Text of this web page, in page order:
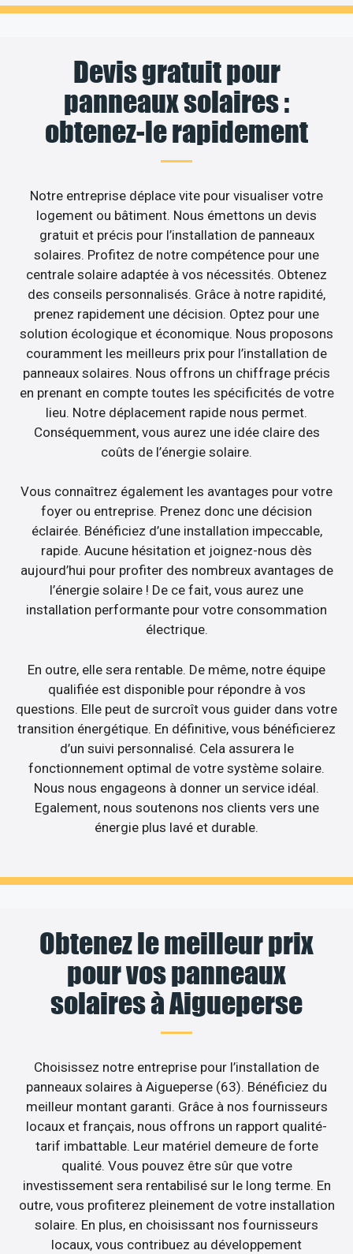
Devis gratuit pour
panneaux solaires :
obtenez-le rapidement
Notre entreprise déplace vite pour visualiser votre
logement ou bâtiment. Nous émettons un devis
gratuit et précis pour l’installation de panneaux
solaires. Profitez de notre compétence pour une
centrale solaire adaptée à vos nécessités. Obtenez
des conseils personnalisés. Grâce à notre rapidité,
prenez rapidement une décision. Optez pour une
solution écologique et économique. Nous proposons
couramment les meilleurs prix pour l’installation de
panneaux solaires. Nous offrons un chiffrage précis
en prenant en compte toutes les spécificités de votre
lieu. Notre déplacement rapide nous permet.
Conséquemment, vous aurez une idée claire des
coûts de l’énergie solaire.
Vous connaîtrez également les avantages pour votre
foyer ou entreprise. Prenez donc une décision
éclairée. Bénéficiez d’une installation impeccable,
rapide. Aucune hésitation et joignez-nous dès
aujourd’hui pour profiter des nombreux avantages de
l’énergie solaire ! De ce fait, vous aurez une
installation performante pour votre consommation
électrique.
En outre, elle sera rentable. De même, notre équipe
qualifiée est disponible pour répondre à vos
questions. Elle peut de surcroît vous guider dans votre
transition énergétique. En définitive, vous bénéficierez
d’un suivi personnalisé. Cela assurera le
fonctionnement optimal de votre système solaire.
Nous nous engageons à donner un service idéal.
Egalement, nous soutenons nos clients vers une
énergie plus lavé et durable.
Obtenez le meilleur prix
pour vos panneaux
solaires à Aigueperse
Choisissez notre entreprise pour l’installation de
panneaux solaires à Aigueperse (63). Bénéficiez du
meilleur montant garanti. Grâce à nos fournisseurs
locaux et français, nous offrons un rapport qualité-
tarif imbattable. Leur matériel demeure de forte
qualité. Vous pouvez être sûr que votre
investissement sera rentabilisé sur le long terme. En
outre, vous profiterez pleinement de votre installation
solaire. En plus, en choisissant nos fournisseurs
locaux, vous contribuez au développement